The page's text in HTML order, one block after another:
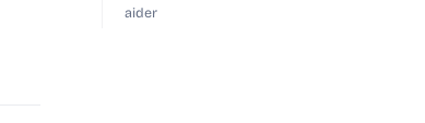
aider